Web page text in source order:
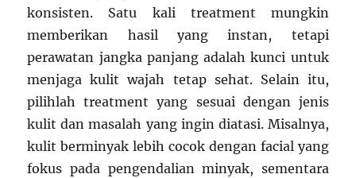
konsisten. Satu kali treatment mungkin
memberikan hasil yang instan, tetapi
perawatan jangka panjang adalah kunci untuk
menjaga kulit wajah tetap sehat. Selain itu,
pilihlah treatment yang sesuai dengan jenis
kulit dan masalah yang ingin diatasi. Misalnya,
kulit berminyak lebih cocok dengan facial yang
fokus pada pengendalian minyak, sementara